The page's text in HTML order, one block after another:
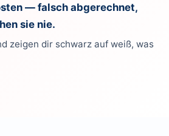
— falsch abgerechnet,
sie nie.
zeigen dir schwarz auf weiß, was